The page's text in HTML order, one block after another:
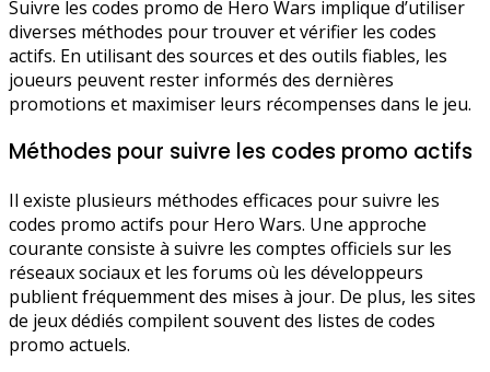
Suivre les codes promo de Hero Wars implique d’utiliser
diverses méthodes pour trouver et vérifier les codes
actifs. En utilisant des sources et des outils fiables, les
joueurs peuvent rester informés des dernières
promotions et maximiser leurs récompenses dans le jeu.
Méthodes pour suivre les codes promo actifs
Il existe plusieurs méthodes efficaces pour suivre les
codes promo actifs pour Hero Wars. Une approche
courante consiste à suivre les comptes officiels sur les
réseaux sociaux et les forums où les développeurs
publient fréquemment des mises à jour. De plus, les sites
de jeux dédiés compilent souvent des listes de codes
promo actuels.